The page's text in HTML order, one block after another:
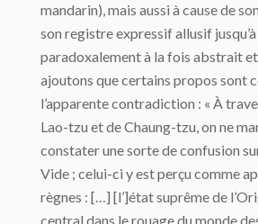
mandarin), mais aussi à cause de
son registre expressif allusif jusqu’à
paradoxalement à la fois abstrait
ajoutons que certains propos sont
l’apparente contradiction : « À
Lao-tzu et de Chaung-tzu, on ne
constater une sorte de confusion
Vide ; celui-ci y est perçu comme
règnes : […] [l’]état suprême de
central dans le rouage du monde